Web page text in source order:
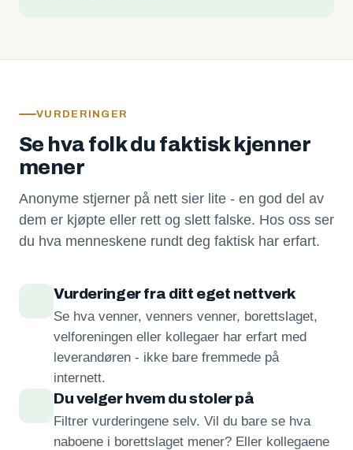
VURDERINGER
Se hva folk du faktisk kjenner
mener
Anonyme stjerner på nett sier lite - en god del av
dem er kjøpte eller rett og slett falske. Hos oss ser
du hva menneskene rundt deg faktisk har erfart.
Vurderinger fra ditt eget nettverk
Se hva venner, venners venner, borettslaget,
velforeningen eller kollegaer har erfart med
leverandøren - ikke bare fremmede på
internett.
Du velger hvem du stoler på
Filtrer vurderingene selv. Vil du bare se hva
naboene i borettslaget mener? Eller kollegaene